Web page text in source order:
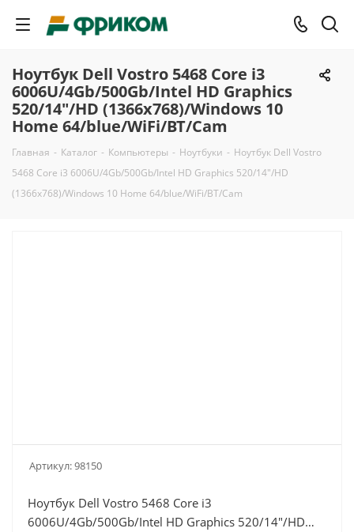
Ноутбук Dell Vostro 5468 Core i3
6006U/4Gb/500Gb/Intel HD Graphics
520/14"/HD (1366x768)/Windows 10
Home 64/blue/WiFi/BT/Cam
Главная - Каталог - Компьютеры - Ноутбуки - Ноутбук Dell Vostro
5468 Core i3 6006U/4Gb/500Gb/Intel HD Graphics 520/14"/HD
(1366x768)/Windows 10 Home 64/blue/WiFi/BT/Cam
Артикул:98150
Ноутбук Dell Vostro 5468 Core i3
6006U/4Gb/500Gb/Intel HD Graphics 520/14"/HD